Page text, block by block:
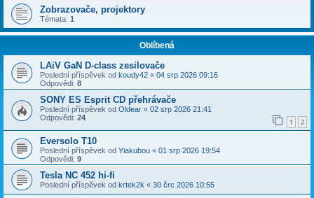
Zobrazovače, projektory
Témata: 1
Oblíbená
LAiV GaN D-class zesilovače
Poslední příspěvek od koudy42 « 04 srp 2026 09:16
Odpovědi: 8
SONY ES Esprit CD přehrávače
Poslední příspěvek od Oldear « 02 srp 2026 21:41
Odpovědi: 24 1 2
Eversolo T10
Poslední příspěvek od Yiakubou « 01 srp 2026 19:54
Odpovědi: 9
Tesla NC 452 hi-fi
Poslední příspěvek od krtek2k « 30 črc 2026 10:55